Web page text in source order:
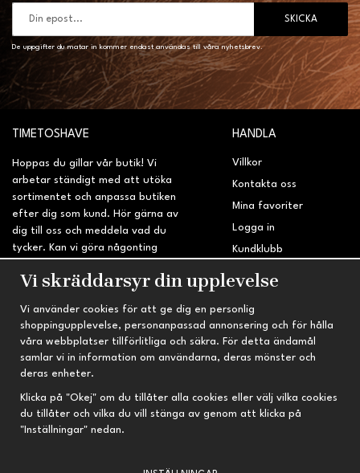
SKICKA
De uppgifter du matar in kommer endast användas till våra nyhetsbrev.
TIMETOSHAVE
Hoppas du gillar vår butik! Vi
arbetar ständigt med att utöka
sortimentet och anpassa butiken
efter dig som kund. Hör gärna av
dig till oss och meddela vad du
tycker. Kan vi göra någonting
sidan?
HANDLA
Villkor
Kontakta oss
Mina favoriter
Logga in
Kundklubb
Retur & Reklamation
INFORMATION
Om oss
Nyheter
Nyhetsbrev
Om cookies
Prenumeration
TRYGG HANDEL
Fri frakt vid köp över 695 kr
Kvalitetsprodukter till kanonpris
Vi skräddarsyr din upplevelse
Vi använder cookies för att ge dig en personlig
shoppingupplevelse, personanpassad annonsering och för hålla
våra webbplatser tillförlitliga och säkra. För detta ändamål
samlar vi in information om användarna, deras mönster och
deras enheter.
Klicka på "Okej" om du tillåter alla cookies eller välj vilka cookies
du tillåter och vilka du vill stänga av genom att klicka på
"Inställningar" nedan.